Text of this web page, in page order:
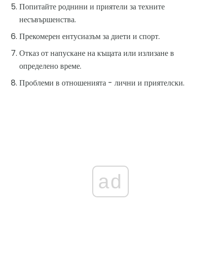
Попитайте роднини и приятели за техните
несъвършенства.
Прекомерен ентусиазъм за диети и спорт.
Отказ от напускане на къщата или излизане в
определено време.
Проблеми в отношенията - лични и приятелски.
ad